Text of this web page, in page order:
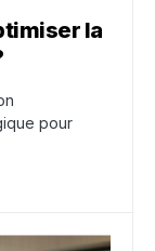
la
pour